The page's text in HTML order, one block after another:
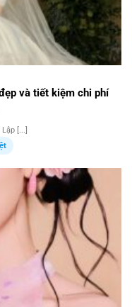
và tiết kiệm chi phí
[...]